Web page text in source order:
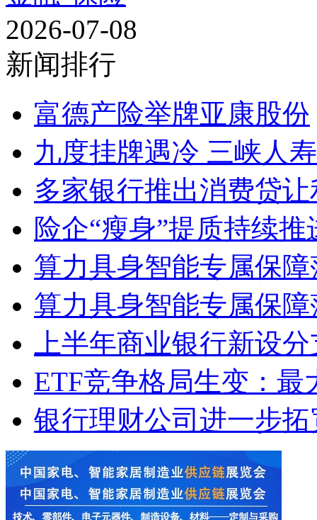
2026-07-08
新闻排行
富德产险举牌亚康股份
九度挂牌遇冷 三峡人
多家银行推出消费贷
险企“瘦身”提质持续
算力具身智能专属保
算力具身智能专属保
上半年商业银行新设
ETF竞争格局生变：
银行理财公司进一步